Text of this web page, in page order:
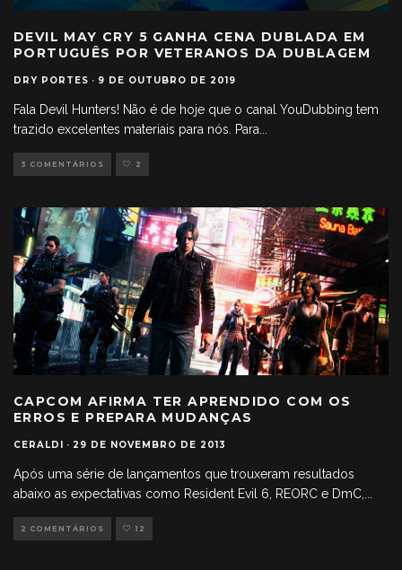
DEVIL MAY CRY 5 GANHA CENA DUBLADA EM
PORTUGUÊS POR VETERANOS DA DUBLAGEM
DRY PORTES · 9 DE OUTUBRO DE 2019
Fala Devil Hunters! Não é de hoje que o canal YouDubbing tem
trazido excelentes materiais para nós. Para
3 COMENTÁRIOS 2
CAPCOM AFIRMA TER APRENDIDO COM OS
ERROS E PREPARA MUDANÇAS
CERALDI · 29 DE NOVEMBRO DE 2013
Após uma série de lançamentos que trouxeram resultados
abaixo as expectativas como Resident Evil 6, REORC e DmC,
2 COMENTÁRIOS 12